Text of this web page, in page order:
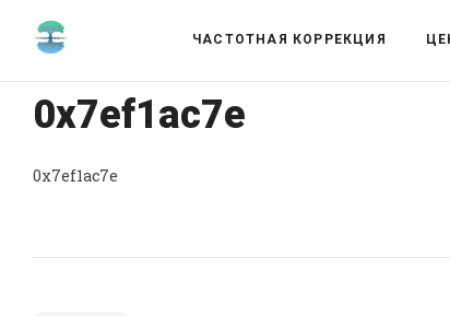
ЧАСТОТНАЯ КОРРЕКЦИЯ
0x7ef1ac7e
0x7ef1ac7e